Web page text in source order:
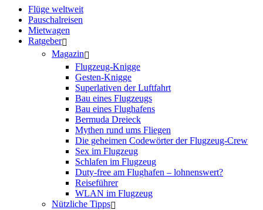
Flüge weltweit
Pauschalreisen
Mietwagen
Ratgeber
Magazin
Flugzeug-Knigge
Gesten-Knigge
Superlativen der Luftfahrt
Bau eines Flugzeugs
Bau eines Flughafens
Bermuda Dreieck
Mythen rund ums Fliegen
Die geheimen Codewörter der Flugzeug-Crew
Sex im Flugzeug
Schlafen im Flugzeug
Duty-free am Flughafen – lohnenswert?
Reiseführer
WLAN im Flugzeug
Nützliche Tipps